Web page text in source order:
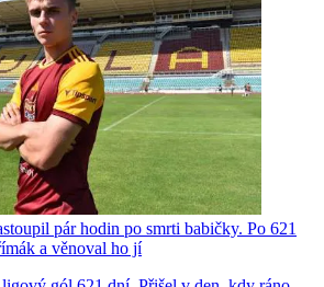
pár hodin po smrti babičky. Po 621
a věnoval ho jí